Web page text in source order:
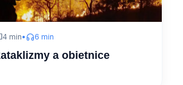
4 min• 6 min
a obietnice